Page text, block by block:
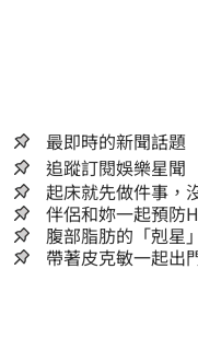
最即時的新聞話
追蹤訂閱娛樂星
起床就先做件事，
小！
伴侶和妳一起預防
腹部脂肪的「剋星
囊，瘦出小蠻腰
帶著皮克敏一起出